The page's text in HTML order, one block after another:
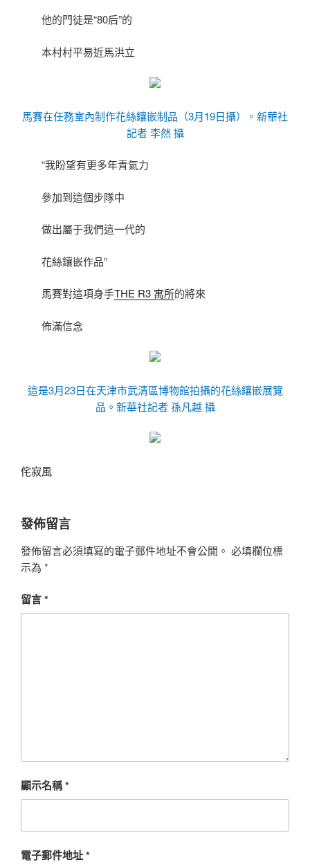
他的門徒是“80后”的
本村村平易近馬洪立
馬賽在任務室內制作花絲鑲嵌制品（3月19日攝）。新華社
記者 李然 攝
“我盼望有更多年青氣力
參加到這個步隊中
做出屬于我們這一代的
花絲鑲嵌作品”
馬賽對這項身手THE R3 寓所的將來
佈滿信念
這是3月23日在天津市武清區博物館拍攝的花絲鑲嵌展覽
品。新華社記者 孫凡越 攝
侘寂風
發佈留言
發佈留言必須填寫的電子郵件地址不會公開。 必填欄位標
示為 *
留言*
顯示名稱*
電子郵件地址*